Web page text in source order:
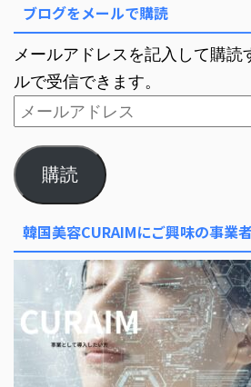
ブログをメールで購読
メールアドレスを記入して購読
ルで受信できます。
購読
韓国美容CURAIMにご興味の事業